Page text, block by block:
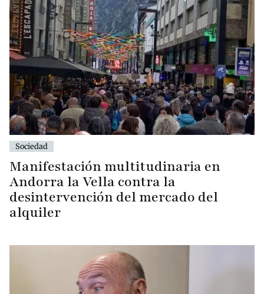
Sociedad
Manifestación multitudinaria en
Andorra la Vella contra la
desintervención del mercado del
alquiler